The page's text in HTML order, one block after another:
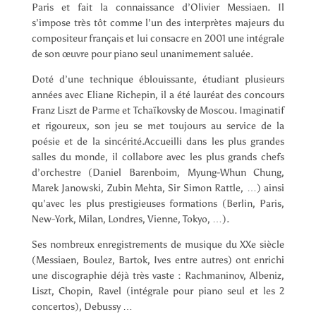
Paris et fait la connaissance d’Olivier Messiaen. Il
s’impose très tôt comme l’un des interprètes majeurs du
compositeur français et lui consacre en 2001 une intégrale
de son œuvre pour piano seul unanimement saluée.
Doté d’une technique éblouissante, étudiant plusieurs
années avec Eliane Richepin, il a été lauréat des concours
Franz Liszt de Parme et Tchaïkovsky de Moscou. Imaginatif
et rigoureux, son jeu se met toujours au service de la
poésie et de la sincérité.Accueilli dans les plus grandes
salles du monde, il collabore avec les plus grands chefs
d’orchestre (Daniel Barenboim, Myung-Whun Chung,
Marek Janowski, Zubin Mehta, Sir Simon Rattle, …) ainsi
qu’avec les plus prestigieuses formations (Berlin, Paris,
New-York, Milan, Londres, Vienne, Tokyo, …).
Ses nombreux enregistrements de musique du XXe siècle
(Messiaen, Boulez, Bartok, Ives entre autres) ont enrichi
une discographie déjà très vaste : Rachmaninov, Albeniz,
Liszt, Chopin, Ravel (intégrale pour piano seul et les 2
concertos), Debussy …